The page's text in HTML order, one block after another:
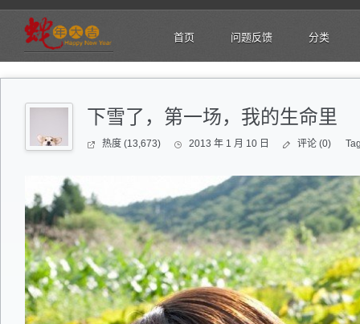
首页 问题反馈 分类
下雪了，第一场，我的生命里
热度 (13,673) 2013 年 1 月 10 日 评论 (0)